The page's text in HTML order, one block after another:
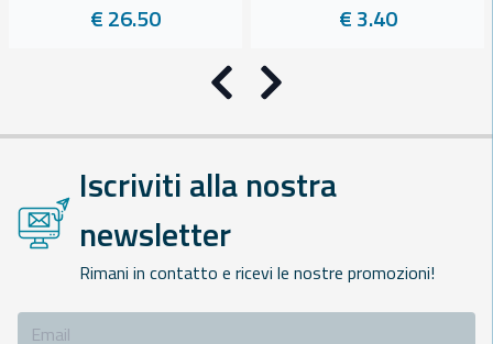
€ 26.50 € 3.40
Precedente
Successivo
Iscriviti alla nostra
newsletter
Rimani in contatto e ricevi le nostre promozioni!